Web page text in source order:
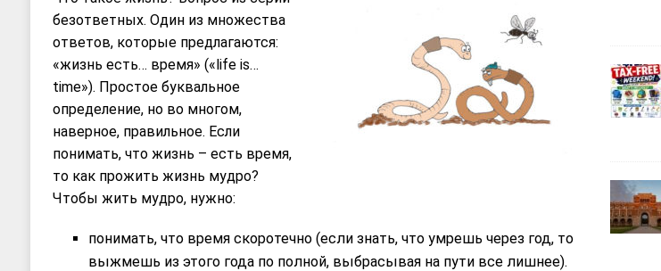
безответных. Один из множества
ответов, которые предлагаются:
«жизнь есть… время» («life is…
time»). Простое буквальноe
определение, но во многом,
наверное, правильное. Если
понимать, что жизнь – есть время,
то как прожить жизнь мудро?
Чтобы жить мудро, нужно:
понимать, что время скоротечно (если знать, что умрешь через год, то
выжмешь из этого года по полной, выбрасывая на пути все лишнее).